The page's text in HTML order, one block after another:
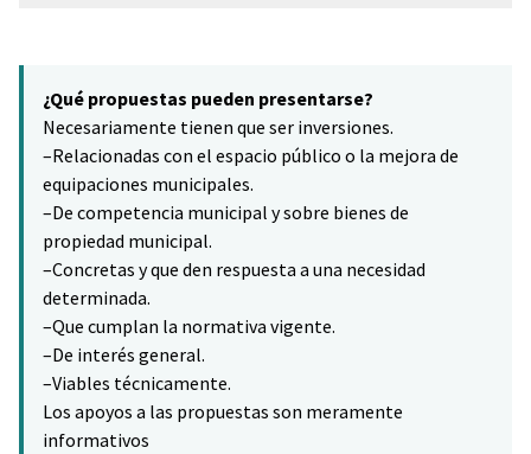
−
¿Qué propuestas pueden presentarse?
Necesariamente tienen que ser inversiones.
–Relacionadas con el espacio público o la mejora de
equipaciones municipales.
–De competencia municipal y sobre bienes de
propiedad municipal.
–Concretas y que den respuesta a una necesidad
determinada.
–Que cumplan la normativa vigente.
–De interés general.
–Viables técnicamente.
Los apoyos a las propuestas son meramente
informativos